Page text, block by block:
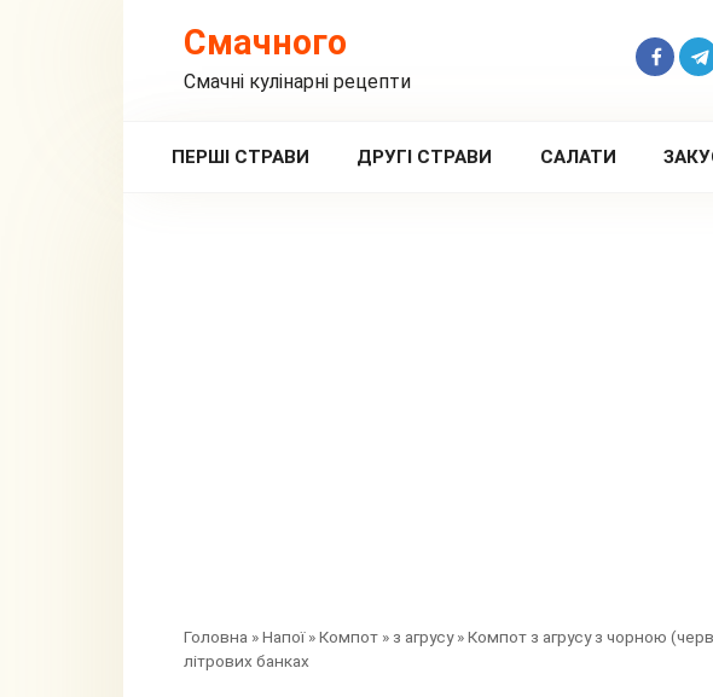
Смачного
Смачні кулінарні рецепти
ПЕРШІ СТРАВИ ДРУГІ СТРАВИ САЛАТИ
Головна »Напої»Компот » з агрусу»Компот з агрусу з чорною
літрових банках